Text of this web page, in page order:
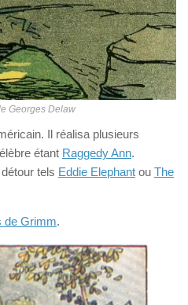
Georges Delaw
Il réalisa plusieurs
étant Raggedy Ann.
tels Eddie Elephant ou The
de Grimm.